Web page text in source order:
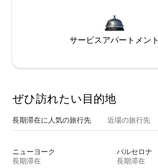
サービスアパートメント
ぜひ訪⁠れ⁠た⁠い目⁠的⁠地
長期滞在に人気の旅行先 近場の旅行先
ニューヨーク
長期滞在
バルセロナ
長期滞在